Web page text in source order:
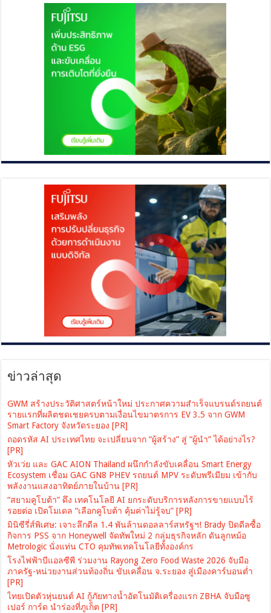
ข่าวล่าสุด
GWM สร้างประวัติศาสตร์หน้าใหม่ ประกาศความสำเร็จแบรนด์รถยนต์
รายแรกที่ผลิตชดเชยครบตามเงื่อนไขมาตรการ EV 3.5 จาก GWM
Smart Factory จังหวัดระยอง [PR]
ถอดรหัส AI ประเทศไทย จะเปลี่ยนจาก “ผู้สร้าง” สู่ “ผู้นำ” ได้อย่างไร?
[PR]
หัวเว่ย และ GAC AION Thailand ผนึกกำลังขับเคลื่อน Smart Energy
Ecosystem เชื่อม GAC GN8 PHEV รถยนต์ MPV ระดับพรีเมียม เข้ากับ
พลังงานแสงอาทิตย์ภายในบ้าน [PR]
“สยามคูโบต้า” ดึง เทคโนโลยี AI ยกระดับบริการหลังการขายแบบไร้
รอยต่อ เปิดโมเดล “เลือกคูโบต้า คุ้มค่าไม่รู้จบ” [PR]
มินิซีรี่ส์พิเศษ: เจาะลึกดีล 1.4 พันล้านดอลลาร์สหรัฐฯ! Brady ปิดดีลซื้อ
กิจการ PSS จาก Honeywell จัดทัพใหม่ 2 กลุ่มธุรกิจหลัก ดันลูกหม้อ
Metrologic นั่งแท่น CTO คุมทัพเทคโนโลยีทั้งองค์กร
โรงไฟฟ้าบีแอลซีพี ร่วมงาน Rayong Zero Food Waste 2026 จับมือ
ภาครัฐ-หน่วยงานส่วนท้องถิ่น ขับเคลื่อน จ.ระยอง สู่เมืองคาร์บอนต่ำ
[PR]
ไทยเปิดตัวหุ่นยนต์ AI กู้ภัยทางน้ำอัตโนมัติเครื่องแรก ZBHA จับมือซู
เปอร์ การ์ด นำร่องที่ภูเก็ต [PR]